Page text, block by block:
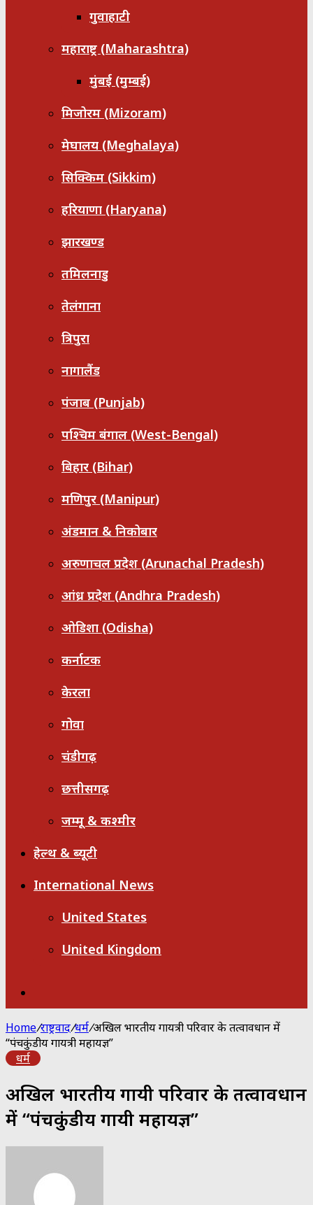
गुवाहाटी
महाराष्ट्र (Maharashtra)
मुंबई (मुम्बई)
मिजोरम (Mizoram)
मेघालय (Meghalaya)
सिक्किम (Sikkim)
हरियाणा (Haryana)
झारखण्ड
तमिलनाडु
तेलंगाना
त्रिपुरा
नागालैंड
पंजाब (Punjab)
पश्चिम बंगाल (West-Bengal)
बिहार (Bihar)
मणिपुर (Manipur)
अंडमान & निकोबार
अरुणाचल प्रदेश (Arunachal Pradesh)
आंध्र प्रदेश (Andhra Pradesh)
ओडिशा (Odisha)
कर्नाटक
केरला
गोवा
चंडीगढ़
छत्तीसगढ़
जम्मू & कश्मीर
हेल्थ & ब्यूटी
International News
United States
United Kingdom
for
Home/राष्ट्रवाद/धर्म/अखिल भारतीय गायत्री परिवार के तत्वावधान में
“पंचकुंडीय गायत्री महायज्ञ”
धर्म
अखिल भारतीय गायत्री परिवार के तत्वावधान
में “पंचकुंडीय गायत्री महायज्ञ”